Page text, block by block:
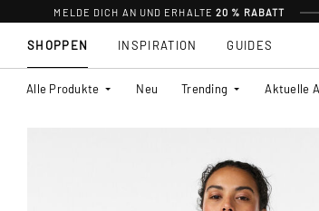
MELDE DICH AN UND ERHALTE20 % RABATT
SHOPPEN
Alle Produkte Neu Trending Aktuelle
INSPIRATION GUIDES